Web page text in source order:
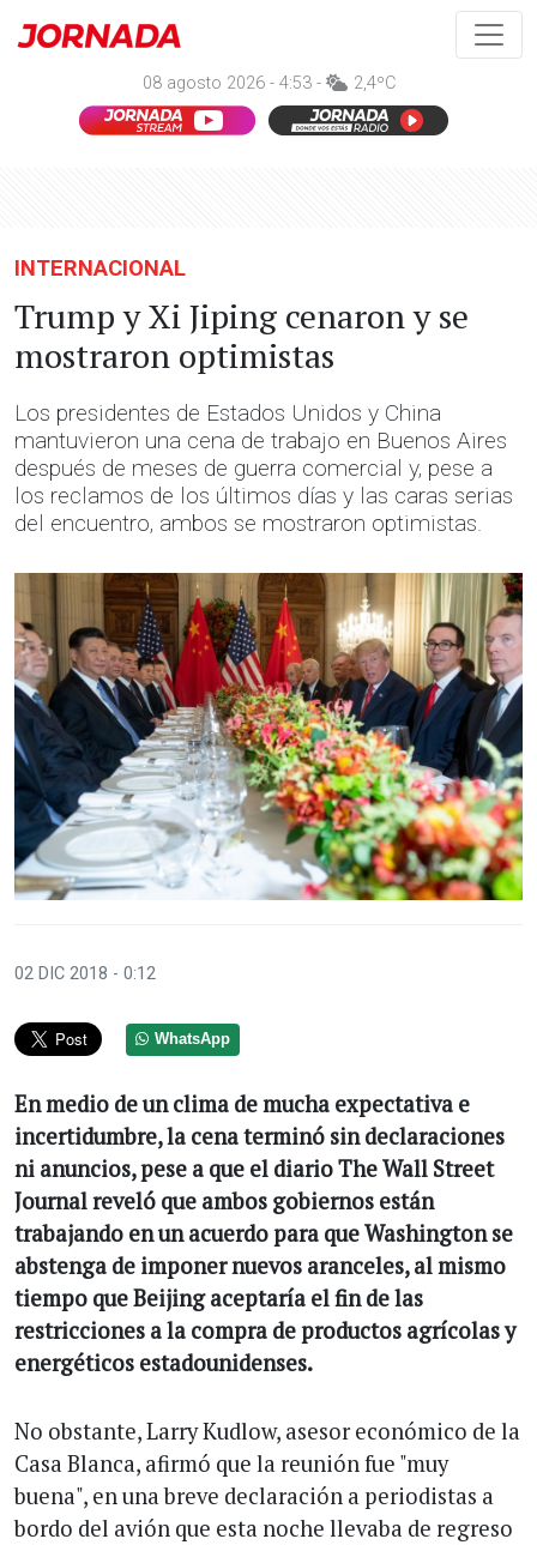
08 agosto 2026 - 4:53 - 2,4ºC
INTERNACIONAL
Trump y Xi Jiping cenaron y se
mostraron optimistas
Los presidentes de Estados Unidos y China
mantuvieron una cena de trabajo en Buenos Aires
después de meses de guerra comercial y, pese a
los reclamos de los últimos días y las caras serias
del encuentro, ambos se mostraron optimistas.
02 DIC 2018 - 0:12
WhatsApp
En medio de un clima de mucha expectativa e
incertidumbre, la cena terminó sin declaraciones
ni anuncios, pese a que el diario The Wall Street
Journal reveló que ambos gobiernos están
trabajando en un acuerdo para que Washington se
abstenga de imponer nuevos aranceles, al mismo
tiempo que Beijing aceptaría el fin de las
restricciones a la compra de productos agrícolas y
energéticos estadounidenses.
No obstante, Larry Kudlow, asesor económico de la
Casa Blanca, afirmó que la reunión fue "muy
buena", en una breve declaración a periodistas a
bordo del avión que esta noche llevaba de regreso